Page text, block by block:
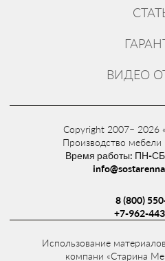
ВИДЕО
Copyright 2007– 2026
Производство мебели
Время работы: ПН-
8 (800)
+7-962-
Использование
компани «Старина